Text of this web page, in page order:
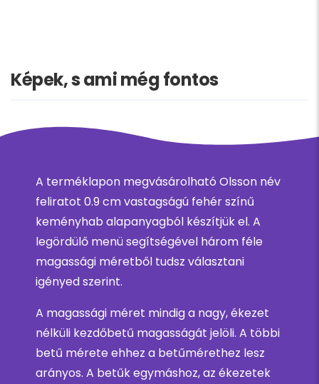
Képek, s ami még fontos
A terméklapon megvásárolható Olsson név
feliratot 0.9 cm vastagságú fehér színű
keményhab alapanyagból készítjük el. A
legördülő menü segítségével három féle
magassági méretből tudsz választani
igényed szerint.
A magassági méret mindig a nagy, ékezet
nélküli kezdőbetű magasságát jelöli. A többi
betű mérete ehhez a betűmérethez lesz
arányos. A betűk egymáshoz, az ékezetek